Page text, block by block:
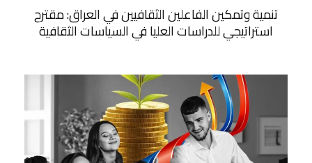
تنمية وتمكين الفاعلين الثقافيين في العراق: مقترح
استراتيجي للدراسات العليا في السياسات الثقافية